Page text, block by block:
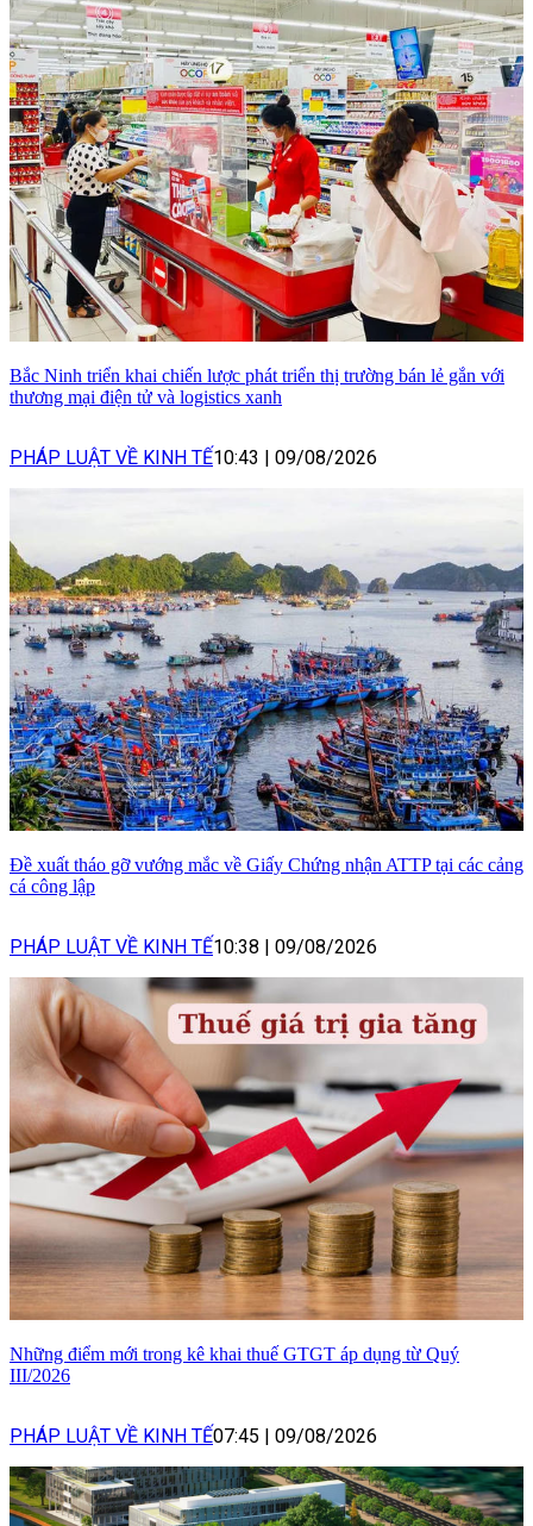
Bắc Ninh triển khai chiến lược phát triển thị trường bán lẻ gắn với
thương mại điện tử và logistics xanh
PHÁP LUẬT VỀ KINH TẾ10:43 09/08/2026
Đề xuất tháo gỡ vướng mắc về Giấy Chứng nhận ATTP tại các cảng
cá công lập
PHÁP LUẬT VỀ KINH TẾ10:38 09/08/2026
Những điểm mới trong kê khai thuế GTGT áp dụng từ Quý
III/2026
PHÁP LUẬT VỀ KINH TẾ07:45 09/08/2026